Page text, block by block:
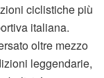
ciclistiche più
italiana.
oltre mezzo
leggendarie,